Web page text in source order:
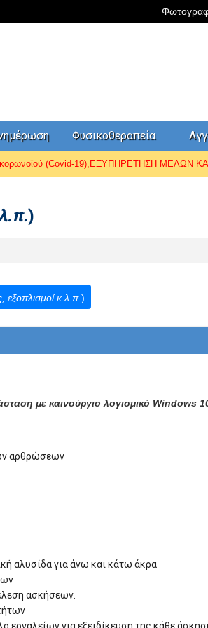
Φυσικοθεραπεία
(Covid-19),ΕΞΥΠΗΡΕΤΗΣΗ ΜΕΛΩΝ
)
εξοπλισμοί κ.λ.π.)
με καινούργιο λογισμικό Windows
αρθρώσεων
αλυσίδα για άνω και κάτω άκρα
ασκήσεων.